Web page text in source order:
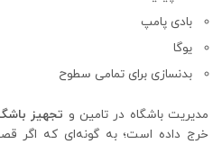
بادی پامپ
یوگا
بدنسازی برای تمامی سطوح
مدیریت باشگاه در تامین و تجهیز
خرج داده است؛ به ‌گونه‌ای که اگر